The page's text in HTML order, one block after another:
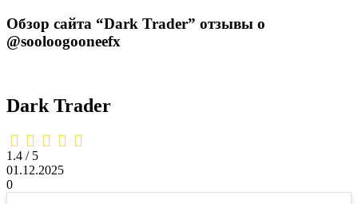
Обзор сайта “Dark Trader” отзывы о
@sooloogooneefx
Dark Trader
1,4
rating
1.4 / 5
01.12.2025
0